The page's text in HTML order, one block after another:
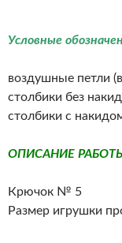
Условные
воздушные петли
столбики без
столбики с
ОПИСАНИЕ
Крючок № 5
Размер игрушки